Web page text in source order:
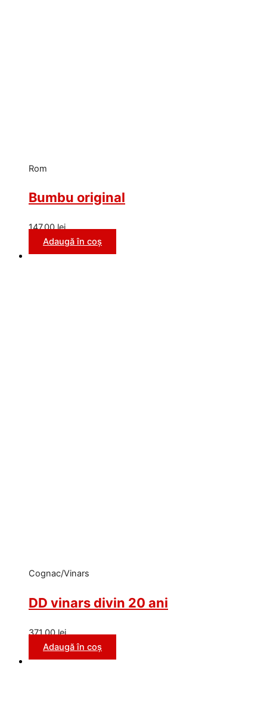
Rom
Bumbu original
147,00lei
Adaugă în coș
Cognac/Vinars
DD vinars divin 20 ani
371,00lei
Adaugă în coș